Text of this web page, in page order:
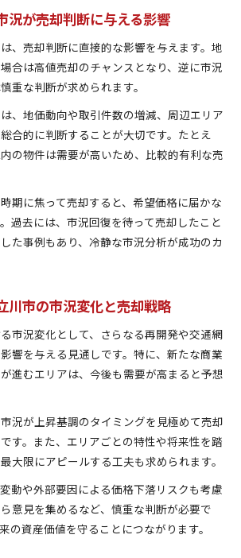
況が売却判断に与える影響
、売却判断に直接的な影響を与えます。地
合は高値売却のチャンスとなり、逆に市況
重な判断が求められます。
、地価動向や取引件数の増減、周辺エリア
合的に判断することが大切です。たとえ
の物件は需要が高いため、比較的有利な売
期に焦って売却すると、希望価格に届かな
過去には、市況回復を待って売却したこと
た事例もあり、冷静な市況分析が成功のカ
川市の市況変化と売却戦略
市況変化として、さらなる再開発や交通網
響を与える見通しです。特に、新たな商業
進むエリアは、今後も需要が高まると予想
況が上昇基調のタイミングを見極めて売却
す。また、エリアごとの特性や将来性を踏
大限にアピールする工夫も求められます。
動や外部要因による価格下落リスクも考慮
意見を集めるなど、慎重な判断が必要で
の資産価値を守ることにつながります。